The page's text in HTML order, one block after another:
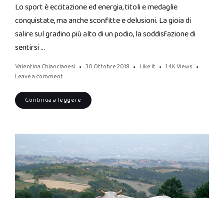
Lo sport è eccitazione ed energia, titoli e medaglie
conquistate, ma anche sconfitte e delusioni. La gioia di
salire sul gradino più alto di un podio, la soddisfazione di
sentirsi …
Valentina Chiancianesi 30 Ottobre 2018 Like it 1.4K Views
Leave a comment
Continua a leggere